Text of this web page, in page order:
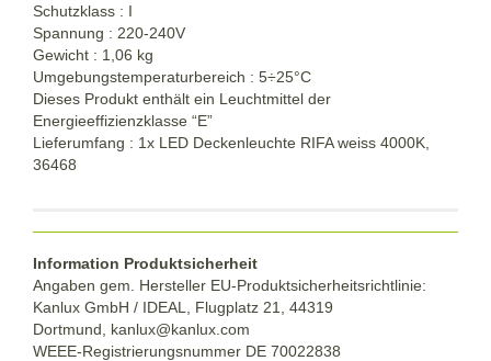
Schutzklass : I
Spannung : 220-240V
Gewicht : 1,06 kg
Umgebungstemperaturbereich : 5÷25°C
Dieses Produkt enthält ein Leuchtmittel der
Energieeffizienzklasse “E”
Lieferumfang : 1x LED Deckenleuchte RIFA weiss 4000K,
36468
Information Produktsicherheit
Angaben gem. Hersteller EU-Produktsicherheitsrichtlinie:
Kanlux GmbH / IDEAL, Flugplatz 21, 44319
Dortmund, kanlux@kanlux.com
WEEE-Registrierungsnummer DE 70022838